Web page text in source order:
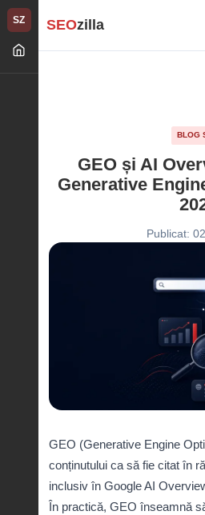
SZ SEOzilla
BLOG
GEO și AI
Generative
Publicat:
GEO (Generative Engine
conținutului ca să fie citat în
inclusiv în Google AI
În practică, GEO înseamnă